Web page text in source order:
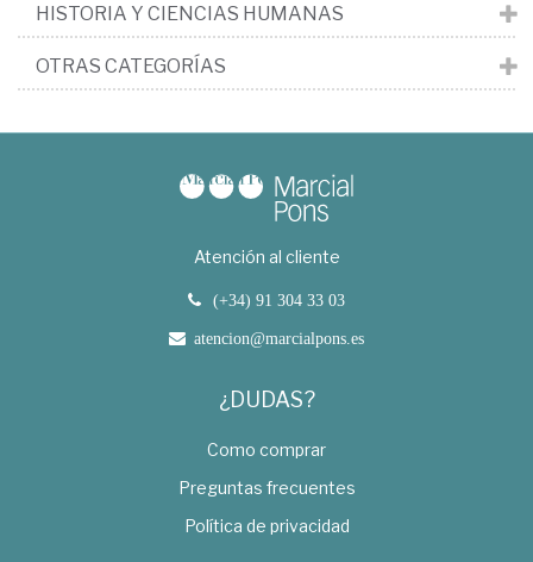
HISTORIA Y CIENCIAS HUMANAS
OTRAS CATEGORÍAS
Atención al cliente
(+34) 91 304 33 03
atencion@marcialpons.es
¿DUDAS?
Como comprar
Preguntas frecuentes
Política de privacidad